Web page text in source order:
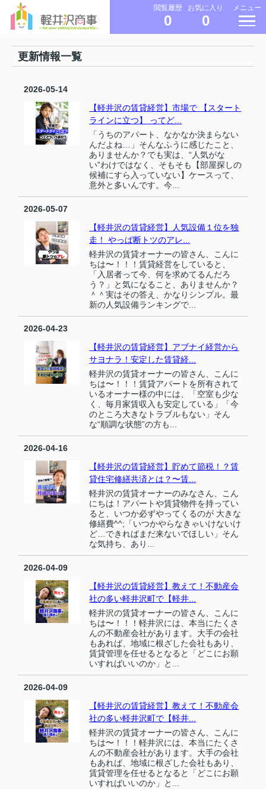
閲覧履歴
0
お気に入り
0
メニュー
更新情報一覧
2026-05-14
【軽井沢の賃貸経営】市場で 【スタート
ラインに立つ】 ってど...
「うちのアパート、なかなか決まらない
んだよね…」そんなふうに感じたこと、
ありませんか？でも実は、“人気がな
い”わけではなく、そもそも【部屋探しの
候補にすら入っていない】ケースって、
意外と多いんです。今...
2026-05-07
【軽井沢の賃貸経営】人気設備１位を独
走！ やっぱ断トツのアレ...
軽井沢の賃貸オーナーの皆さん、こんに
ちは〜！！！賃貸経営をしていると、
「入居者って今、何を求めてるんだろ
う？」と気になること、ありませんか？
＾＾実はその答え、かなりシンプル。最
新の人気設備ランキングで...
2026-04-23
【軽井沢の賃貸経営】アブナイ経営から
サヨナラ！安定した賃貸経...
軽井沢の賃貸オーナーの皆さん、こんに
ちは〜！！！賃貸アパートを所有されて
いるオーナー様の中には、「空室も少な
く、毎月家賃収入も安定している」「今
のところ大きなトラブルもない」そん
な“順調な状態”の方も...
2026-04-16
【軽井沢の賃貸経営】貯めて節税！？賃
貸住宅修繕共済とは？〜賃...
軽井沢の賃貸オーナーのみなさん、こん
にちは！アパートや賃貸物件を持ってい
ると、いつか必ずやってくるのが 大きな
修繕費^^;「いつかやらなきゃいけないけ
ど…できればまだ来ないでほしい」そん
な気持ち、あり...
2026-04-09
【軽井沢の賃貸経営】教えて！不動産会
社の多い軽井沢町で【軽井...
軽井沢の賃貸オーナーの皆さん、こんに
ちは〜！！！軽井沢には、本当にたくさ
んの不動産会社があります。大手の会社
もあれば、地域に根ざした会社もあり、
賃貸管理を任せるとなると「どこにお願
いすればいいのか」と...
2026-04-09
【軽井沢の賃貸経営】教えて！不動産会
社の多い軽井沢町で【軽井...
軽井沢の賃貸オーナーの皆さん、こんに
ちは〜！！！軽井沢には、本当にたくさ
んの不動産会社があります。大手の会社
もあれば、地域に根ざした会社もあり、
賃貸管理を任せるとなると「どこにお願
いすればいいのか」と...